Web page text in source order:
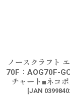
ノースクラフト
70F：AOG70F-
チャート■ネコ
[JAN